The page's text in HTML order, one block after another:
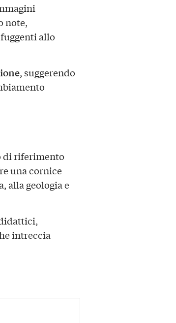
note,
allo
, suggerendo
di riferimento
una cornice
alla geologia e
intreccia